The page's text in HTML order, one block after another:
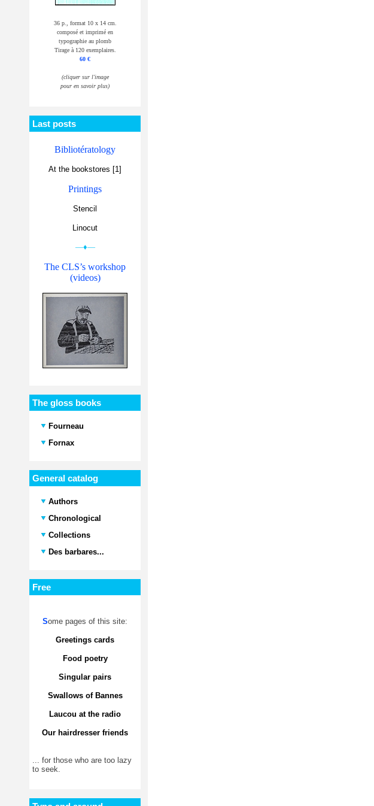
36 p., format 10 x 14 cm.
composé et imprimé en
typographie au plomb
Tirage à 120 exemplaires.
60 €
(cliquer sur l'image
pour en savoir plus)
Last posts
Bibliotératology
At the bookstores [1]
Printings
Stencil
Linocut
—♦—
The CLS’s workshop
(videos)
The gloss books
Fourneau
Fornax
General catalog
Authors
Chronological
Collections
Des barbares...
Free
Some pages of this site:
Greetings cards
Food poetry
Singular pairs
Swallows of Bannes
Laucou at the radio
Our hairdresser friends
... for those who are too lazy
to seek.